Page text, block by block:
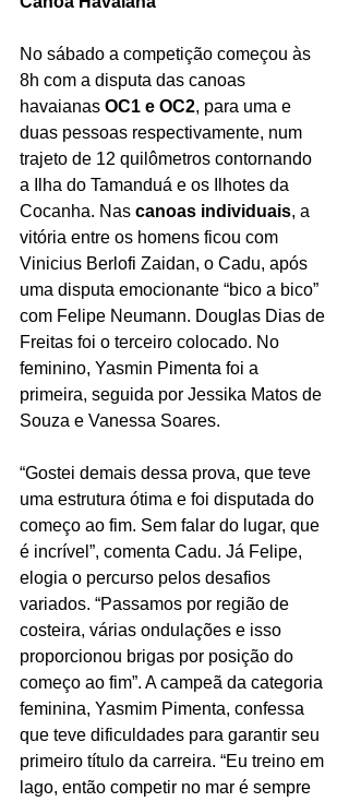
No sábado a competição começou às
8h com a disputa das canoas
havaianas OC1 e OC2, para uma e
duas pessoas respectivamente, num
trajeto de 12 quilômetros contornando
a Ilha do Tamanduá e os Ilhotes da
Cocanha. Nas canoas individuais, a
vitória entre os homens ficou com
Vinicius Berlofi Zaidan, o Cadu, após
uma disputa emocionante “bico a bico”
com Felipe Neumann. Douglas Dias de
Freitas foi o terceiro colocado. No
feminino, Yasmin Pimenta foi a
primeira, seguida por Jessika Matos de
Souza e Vanessa Soares.
“Gostei demais dessa prova, que teve
uma estrutura ótima e foi disputada do
começo ao fim. Sem falar do lugar, que
é incrível”, comenta Cadu. Já Felipe,
elogia o percurso pelos desafios
variados. “Passamos por região de
costeira, várias ondulações e isso
proporcionou brigas por posição do
começo ao fim”. A campeã da categoria
feminina, Yasmim Pimenta, confessa
que teve dificuldades para garantir seu
primeiro título da carreira. “Eu treino em
lago, então competir no mar é sempre